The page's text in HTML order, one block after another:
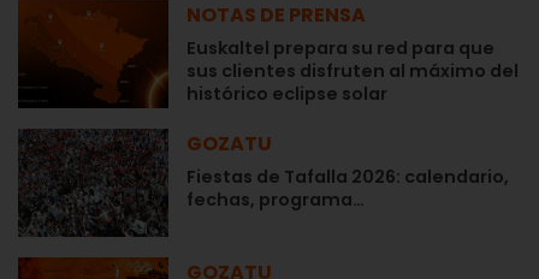
NOTAS DE PRENSA
Euskaltel prepara su red para que
sus clientes disfruten al máximo del
histórico eclipse solar
GOZATU
Fiestas de Tafalla 2026: calendario,
fechas, programa…
GOZATU